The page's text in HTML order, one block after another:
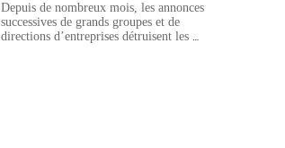
Depuis de nombreux mois, les annonces
successives de grands groupes et de
directions d’entreprises détruisent les